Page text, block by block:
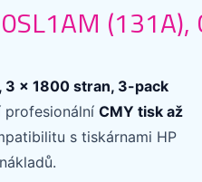
(131A),
3 × 1800 stran, 3-pack
profesionální CMY tisk až
s tiskárnami HP